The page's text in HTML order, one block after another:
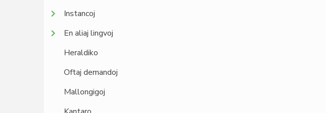
Instancoj
En aliaj lingvoj
Heraldiko
Oftaj demandoj
Mallongigoj